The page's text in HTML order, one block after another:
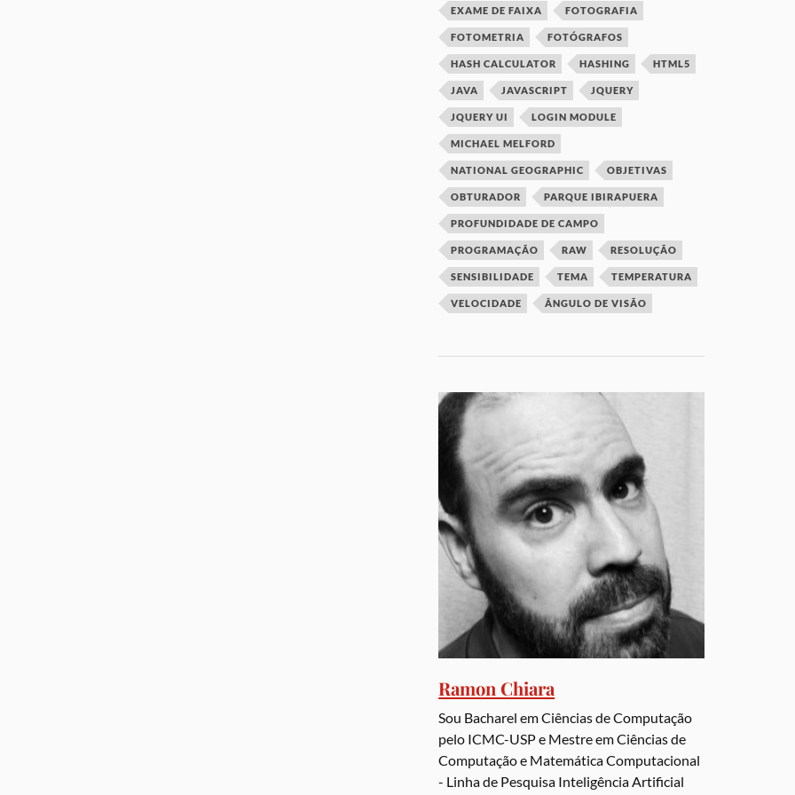
EXAME DE FAIXA FOTOGRAFIA
FOTOMETRIA FOTÓGRAFOS
HASH CALCULATOR HASHING HTML5
JAVA JAVASCRIPT JQUERY
JQUERY UI LOGIN MODULE
MICHAEL MELFORD
NATIONAL GEOGRAPHIC OBJETIVAS
OBTURADOR PARQUE IBIRAPUERA
PROFUNDIDADE DE CAMPO
PROGRAMAÇÃO RAW RESOLUÇÃO
SENSIBILIDADE TEMA TEMPERATURA
VELOCIDADE ÂNGULO DE VISÃO
Ramon Chiara
Sou Bacharel em Ciências de Computação
pelo ICMC-USP e Mestre em Ciências de
Computação e Matemática Computacional
- Linha de Pesquisa Inteligência Artificial